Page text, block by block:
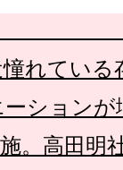
憧れてい
ション
。高田明